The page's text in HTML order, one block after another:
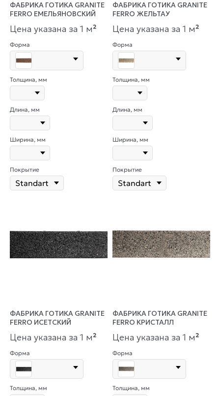
ФАБРИКА ГОТИКА GRANITE
FERRO ЕМЕЛЬЯНОВСКИЙ
Цена указана за 1 м²
Форма
Толщина, мм
Длина, мм
Ширина, мм
Покрытие
ФАБРИКА ГОТИКА GRANITE
FERRO ЖЕЛЬТАУ
Цена указана за 1 м²
Форма
Толщина, мм
Длина, мм
Ширина, мм
Покрытие
ФАБРИКА ГОТИКА GRANITE
FERRO ИСЕТСКИЙ
Цена указана за 1 м²
Форма
Толщина, мм
ФАБРИКА ГОТИКА GRANITE
FERRO КРИСТАЛЛ
Цена указана за 1 м²
Форма
Толщина, мм